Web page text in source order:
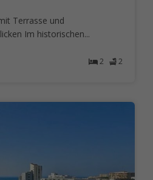
Terrasse und
Im historischen...
2 2